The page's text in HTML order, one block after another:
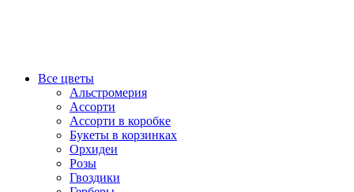
Все цветы
Альстромерия
Ассорти
Ассорти в коробке
Букеты в корзинках
Орхидеи
Розы
Гвоздики